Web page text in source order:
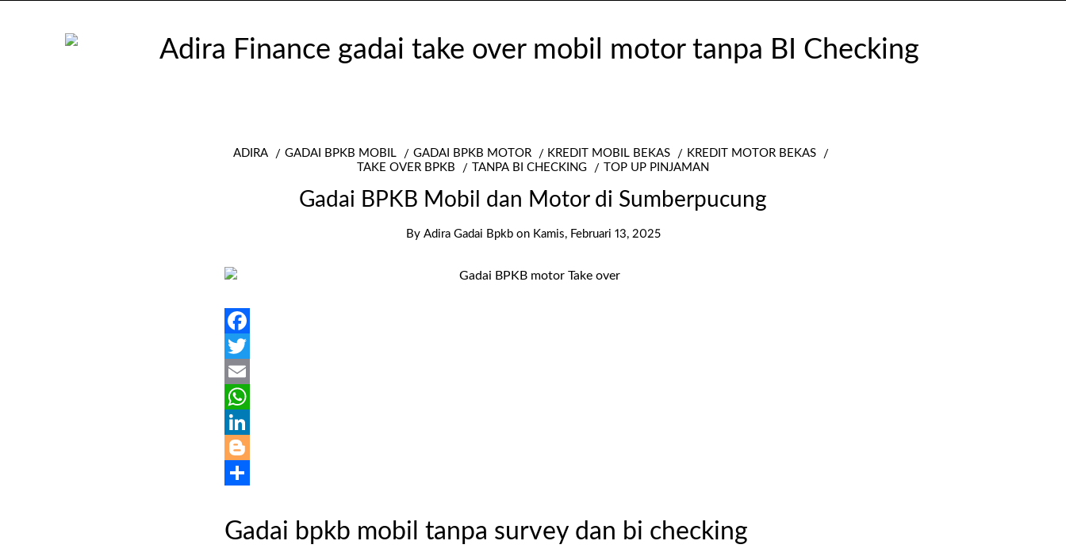
ADIRA GADAI BPKB MOBIL GADAI BPKB MOTOR KREDIT MOBIL BEKAS
KREDIT MOTOR BEKAS
TAKE OVER BPKB
TANPA BI CHECKING TOP UP PINJAMAN
Gadai BPKB Mobil dan Motor di Sumberpucung
By Adira Gadai Bpkb on Kamis, Februari 13, 2025
Facebook
Twitter
Email
WhatsApp
LinkedIn
Blogger
Gadai bpkb mobil tanpa survey dan bi checking